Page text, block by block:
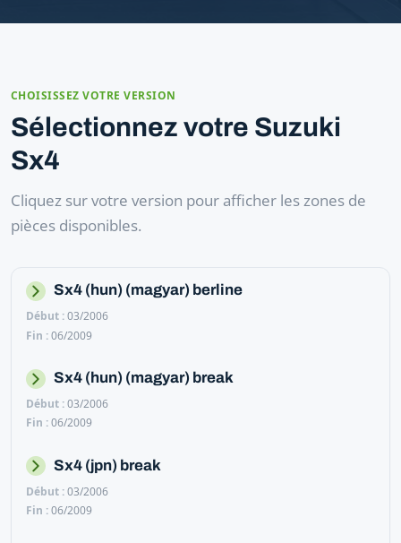
CHOISISSEZ VOTRE VERSION
Sélectionnez votre Suzuki
Sx4
Cliquez sur votre version pour afficher les zones de
pièces disponibles.
Sx4 (hun) (magyar) berline
03/2006
06/2009
Sx4 (hun) (magyar) break
03/2006
06/2009
Sx4 (jpn) break
03/2006
06/2009